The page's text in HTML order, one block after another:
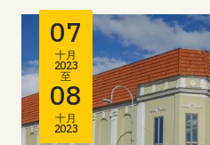
07
十月
2023
至
08
十月
2023